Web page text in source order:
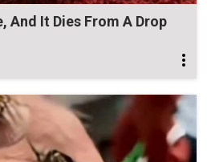
And It Dies From A Drop